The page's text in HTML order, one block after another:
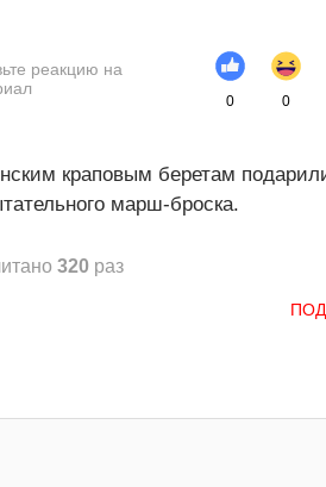
реакцию на
0 0
краповым беретам
марш-броска.
320 раз